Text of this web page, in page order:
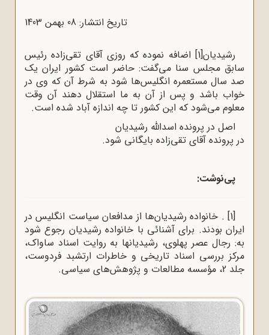
تاریخ انتشار: 08 بهمن 1403
رشیدیان[1] اضافه نموده که روزى آقاى تقی‌زاده رئیس
سابق مجلس سنا می‌گفت: حاضر است کشور ایران یک
صد سال مستعمره انگلیس‌ها شود به شرط آن که وى در
خواب باشد و پس از آن به ما استقلال دهند آن وقت
معلوم می‌شود که این کشور تا چه اندازه آباد شده است.
اصل در پرونده اسداللّه‌ رشیدیان
در پرونده آقاى تقی‌زاده بایگانى شود.
پی‌نوشت:
[1]
. خانواده رشیدیان‌ها از مدافعان سیاست انگلیس در
ایران بودند. برای آشنائی با خانواده رشیدیان رجوع شود
به: رجال عصر پهلوی، رشیدیانها به روایت اسناد ساواک،
مرکز بررسی اسناد تاریخی و خاطرات ارتشبد فردوست،
جلد 2، مؤسسه مطالعات و پژوهش‌هاى سیاسى
.